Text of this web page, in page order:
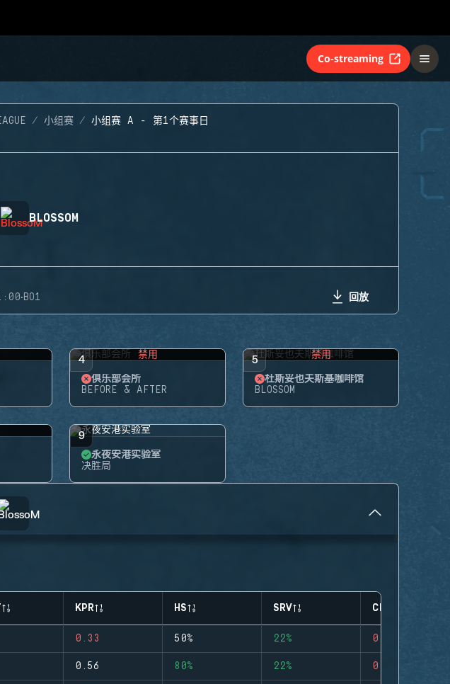
Co-streaming
小组赛 小组赛 A - 第1个赛事日
BLOSSOM
·BO1 回放
4 禁用
俱乐部会所
BEFORE & AFTER
5 禁用
杜斯妥也夫斯基咖啡馆
BLOSSOM
9
永夜安港实验室
决胜局
KPR HS SRV CLUTCHES
0.33 50% 22% 0
0.56 80% 22% 0